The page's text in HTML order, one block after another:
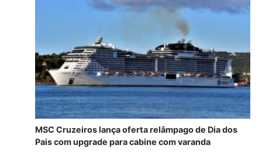
MSC Cruzeiros lança oferta relâmpago de Dia dos
Pais com upgrade para cabine com varanda